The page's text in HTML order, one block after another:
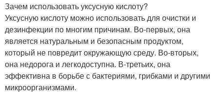
Зачем использовать уксусную кислоту?
Уксусную кислоту можно использовать для очистки и
дезинфекции по многим причинам. Во-первых, она
является натуральным и безопасным продуктом,
который не повредит окружающую среду. Во-вторых,
она недорога и легкодоступна. В-третьих, она
эффективна в борьбе с бактериями, грибками и другими
микроорганизмами.